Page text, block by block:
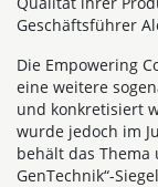
Geschäftsführer
Die Empowering
eine weitere
und konkretisiert
wurde jedoch im
behält das Thema
GenTechnik“-